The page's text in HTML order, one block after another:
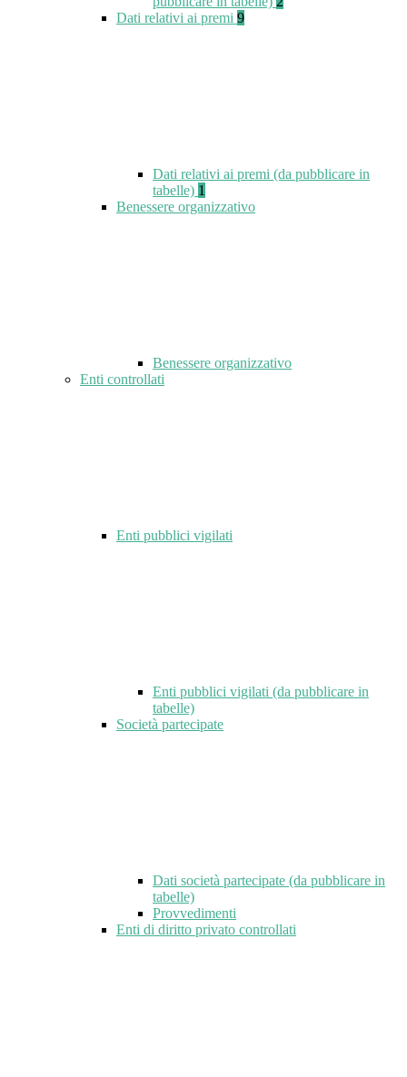
Dati relativi ai premi 9
Dati relativi ai premi (da pubblicare in
tabelle) 1
Benessere organizzativo
Benessere organizzativo
Enti controllati
Enti pubblici vigilati
Enti pubblici vigilati (da pubblicare in
tabelle)
Società partecipate
Dati società partecipate (da pubblicare in
tabelle)
Provvedimenti
Enti di diritto privato controllati